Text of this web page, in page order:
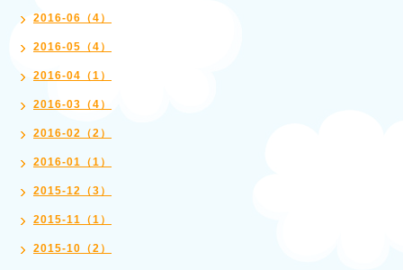
2016-06（4）
2016-05（4）
2016-04（1）
2016-03（4）
2016-02（2）
2016-01（1）
2015-12（3）
2015-11（1）
2015-10（2）